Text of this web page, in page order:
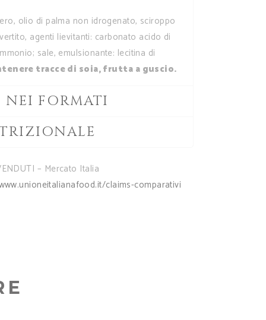
olio di palma non idrogenato, sciroppo
agenti lievitanti: carbonato acido di
sale, emulsionante: lecitina di
tracce di soia, frutta a guscio.
NEI FORMATI
– Mercato Italia
claims-comparativi